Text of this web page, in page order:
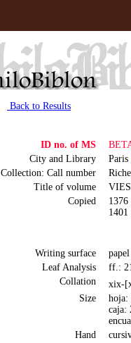
Back to Results
ID no. of MS
City and Library
Paris
Collection: Call number
Title of volume
Copied
Writing surface
papel
Leaf Analysis
ff.:
Collation
xix-
Size
hoja:
caja:
Hand